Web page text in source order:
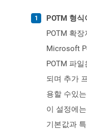
POTM 형
POTM 확
Microsoft
POTM 파
되며 추가
용할 수있
이 설정에
기본값과